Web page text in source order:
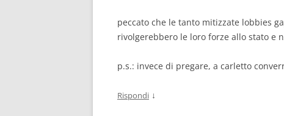
peccato che le tanto mitizzate lobbies
rivolgerebbero le loro forze allo stato e
p.s.: invece di pregare, a carletto
Rispondi ↓